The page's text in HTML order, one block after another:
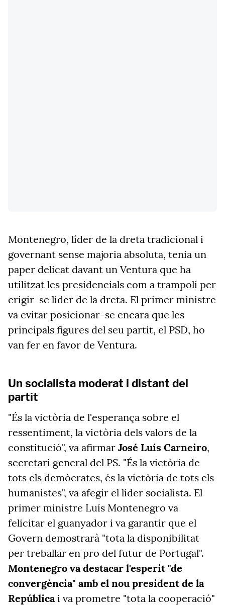
Montenegro, líder de la dreta tradicional i
governant sense majoria absoluta, tenia un
paper delicat davant un Ventura que ha
utilitzat les presidencials com a trampolí per
erigir-se líder de la dreta. El primer ministre
va evitar posicionar-se encara que les
principals figures del seu partit, el PSD, ho
van fer en favor de Ventura.
Un socialista moderat i distant del
partit
"És la victòria de l'esperança sobre el
ressentiment, la victòria dels valors de la
constitució", va afirmar José Luís Carneiro,
secretari general del PS. "És la victòria de
tots els demòcrates, és la victòria de tots els
humanistes", va afegir el líder socialista. El
primer ministre Luís Montenegro va
felicitar el guanyador i va garantir que el
Govern demostrarà "tota la disponibilitat
per treballar en pro del futur de Portugal".
Montenegro va destacar l'esperit "de
convergència" amb el nou president de la
Repúblicai va prometre "tota la cooperació"